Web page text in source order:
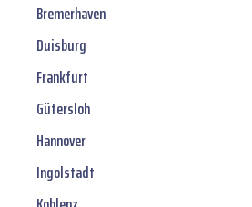
Bremerhaven
Duisburg
Frankfurt
Gütersloh
Hannover
Ingolstadt